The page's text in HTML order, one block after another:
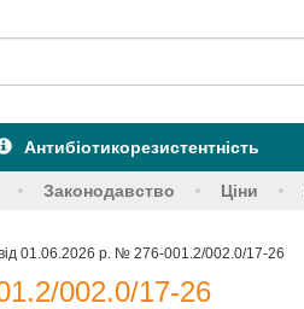
Антибіотикорезистентність
Законодавство Ціни
01.06.2026 р. № 276-001.2/002.0/17-26
002.0/17-26